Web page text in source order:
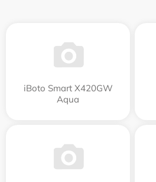
iBoto Smart Х420GW
Aqua